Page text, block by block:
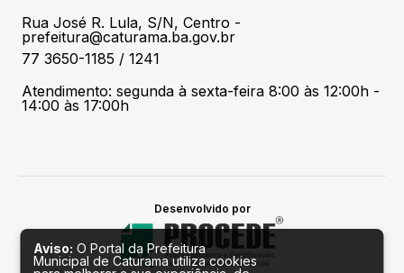
Rua José R. Lula, S/N, Centro -
prefeitura@caturama.ba.gov.br
77 3650-1185 / 1241
Atendimento: segunda à sexta-feira 8:00 às 12:00h -
14:00 às 17:00h
Desenvolvido por
Aviso: O Portal da Prefeitura
Municipal de Caturama utiliza cookies